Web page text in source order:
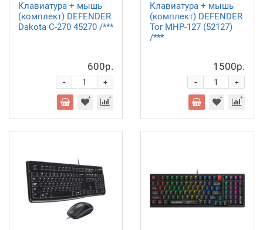
Клавиатура + мышь
(комплект) DEFENDER
Dakota C-270 45270 /***
600р.
+
-
Клавиатура + мышь
(комплект) DEFENDER
Tor MHP-127 (52127)
/***
1500р.
+
-